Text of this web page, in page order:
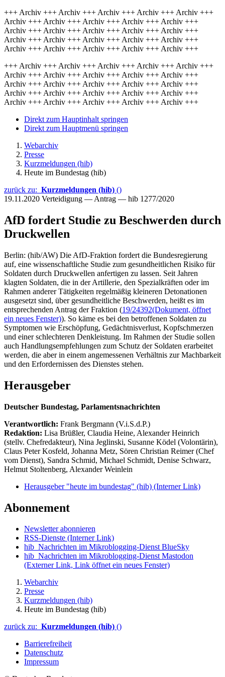
+++ Archiv +++ Archiv +++ Archiv +++ Archiv +++ Archiv +++
Archiv +++ Archiv +++ Archiv +++ Archiv +++ Archiv +++
Archiv +++ Archiv +++ Archiv +++ Archiv +++ Archiv +++
Archiv +++ Archiv +++ Archiv +++ Archiv +++ Archiv +++
Archiv +++ Archiv +++ Archiv +++ Archiv +++ Archiv +++
+++ Archiv +++ Archiv +++ Archiv +++ Archiv +++ Archiv +++
Archiv +++ Archiv +++ Archiv +++ Archiv +++ Archiv +++
Archiv +++ Archiv +++ Archiv +++ Archiv +++ Archiv +++
Archiv +++ Archiv +++ Archiv +++ Archiv +++ Archiv +++
Archiv +++ Archiv +++ Archiv +++ Archiv +++ Archiv +++
Direkt zum Hauptinhalt springen
Direkt zum Hauptmenü springen
Webarchiv
Presse
Kurzmeldungen (hib)
Heute im Bundestag (hib)
zurück zu: Kurzmeldungen (hib) ()
19.11.2020 Verteidigung — Antrag — hib 1277/2020
AfD fordert Studie zu Beschwerden durch
Druckwellen
Berlin: (hib/AW) Die AfD-Fraktion fordert die Bundesregierung
auf, eine wissenschaftliche Studie zum gesundheitlichen Risiko für
Soldaten durch Druckwellen anfertigen zu lassen. Seit Jahren
klagten Soldaten, die in der Artillerie, den Spezialkräften oder im
Rahmen anderer Tätigkeiten regelmäßig kleineren Detonationen
ausgesetzt sind, über gesundheitliche Beschwerden, heißt es im
entsprechenden Antrag der Fraktion (19/24392(Dokument, öffnet
ein neues Fenster)). So käme es bei den betroffenen Soldaten zu
Symptomen wie Erschöpfung, Gedächtnisverlust, Kopfschmerzen
und einer schlechteren Denkleistung. Im Rahmen der Studie sollen
auch Handlungsempfehlungen zum Schutz der Soldaten erarbeitet
werden, die aber in einem angemessenen Verhältnis zur Machbarkeit
und den Erfordernissen des Dienstes stehen.
Herausgeber
Deutscher Bundestag, Parlamentsnachrichten
Verantwortlich: Frank Bergmann (V.i.S.d.P.)
Redaktion: Lisa Brüßler, Claudia Heine, Alexander Heinrich
(stellv. Chefredakteur), Nina Jeglinski, Susanne Ködel (Volontärin),
Claus Peter Kosfeld, Johanna Metz, Sören Christian Reimer (Chef
vom Dienst), Sandra Schmid, Michael Schmidt, Denise Schwarz,
Helmut Stoltenberg, Alexander Weinlein
Herausgeber "heute im bundestag" (hib) (Interner Link)
Abonnement
Newsletter abonnieren
RSS-Dienste (Interner Link)
hib_Nachrichten im Mikroblogging-Dienst BlueSky
hib_Nachrichten im Mikroblogging-Dienst Mastodon
(Externer Link, Link öffnet ein neues Fenster)
Webarchiv
Presse
Kurzmeldungen (hib)
Heute im Bundestag (hib)
zurück zu: Kurzmeldungen (hib) ()
Barrierefreiheit
Datenschutz
Impressum